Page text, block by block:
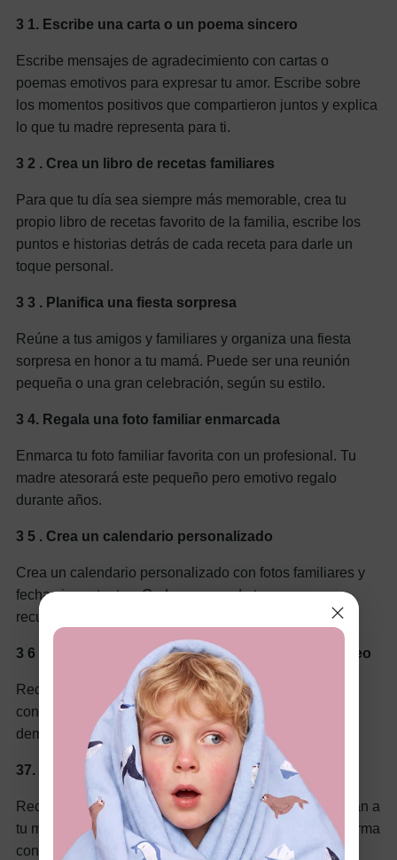
3 1. Escribe una carta o un poema sincero
Escribe mensajes de agradecimiento con cartas o
poemas emotivos para expresar tu amor. Escribe sobre
los momentos positivos que compartieron juntos y explica
lo que tu madre representa para ti.
3 2 . Crea un libro de recetas familiares
Para que tu día sea siempre más memorable, crea tu
propio libro de recetas favorito de la familia, escribe los
puntos e historias detrás de cada receta para darle un
toque personal.
3 3 . Planifica una fiesta sorpresa
Reúne a tus amigos y familiares y organiza una fiesta
sorpresa en honor a tu mamá. Puede ser una reunión
pequeña o una gran celebración, según su estilo.
3 4. Regala una foto familiar enmarcada
Enmarca tu foto familiar favorita con un profesional. Tu
madre atesorará este pequeño pero emotivo regalo
durante años.
3 5 . Crea un calendario personalizado
Crea un calendario personalizado con fotos familiares y
fechas importantes. Cada mes puede traer un nuevo
recuerdo y un momento especial.
3 6 . Crear una presentación de diapositivas de video
Recopila videoclips de familiares y amigos en una
conmovedora presentación en diapositivas para
demostrar tu amor y aprecio por tu mamá.
37. Regala un libro de recuerdos
Recopila las notas de tus familiares sobre por qué aman a
tu mamá y júntalas en un libro de recuerdos. Es una forma
conmovedora de demostrar cuánto la amas.